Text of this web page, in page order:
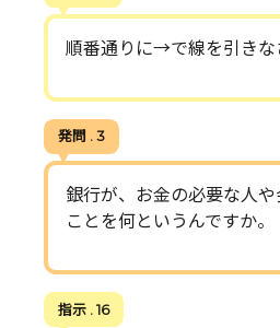
順番通りに→で線を引きな
発問 . 3
銀行が、お金の必要な人
ことを何というんですか。
指示 . 16